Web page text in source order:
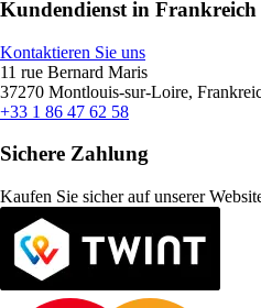
Kundendienst in Frankreich
Kontaktieren Sie uns
11 rue Bernard Maris
37270 Montlouis-sur-Loire,
+33 1 86 47 62 58
Sichere Zahlung
Kaufen Sie sicher auf unserer